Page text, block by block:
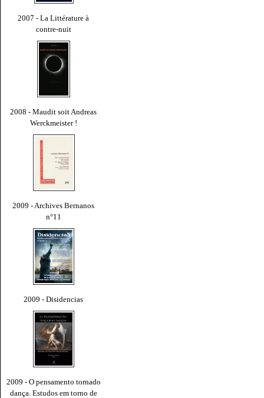
2007 - La Littérature à
contre-nuit
2008 - Maudit soit Andreas
Werckmeister !
2009 - Archives Bernanos
n°11
2009 - Disidencias
2009 - O pensamento tornado
dança. Estudos em torno de